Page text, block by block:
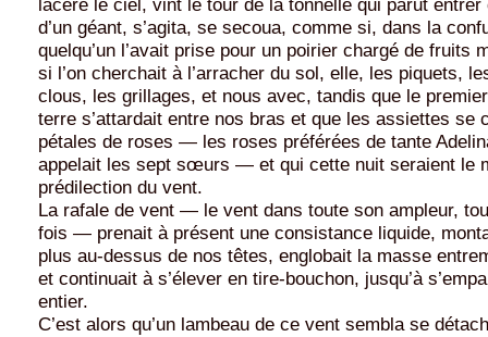
lacéré le ciel, vint le tour de la tonnelle qui parut entrer
d’un géant, s’agita, se secoua, comme si, dans la
quelqu’un l’avait prise pour un poirier chargé de fruits
si l’on cherchait à l’arracher du sol, elle, les piquets,
clous, les grillages, et nous avec, tandis que le
terre s’attardait entre nos bras et que les assiettes se
pétales de roses — les roses préférées de tante
appelait les sept sœurs — et qui cette nuit seraient le
prédilection du vent.
La rafale de vent — le vent dans toute son ampleur,
fois — prenait à présent une consistance liquide,
plus au-dessus de nos têtes, englobait la masse
et continuait à s’élever en tire-bouchon, jusqu’à
entier.
C’est alors qu’un lambeau de ce vent sembla se